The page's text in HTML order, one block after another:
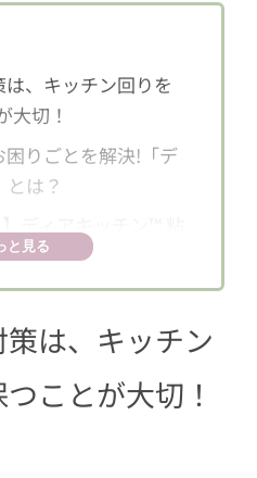
、キッチン回りを
大切！
りごとを解決!「デ
は？
ディアキッチン™ 両
イプ
ディアキチ™ ワザア
キーカラー
と見る
は、キッチン
ことが大切！